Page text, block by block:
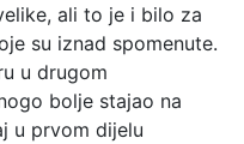
ali to je i bilo za
su iznad spomenute.
u drugom
bolje stajao na
u prvom dijelu